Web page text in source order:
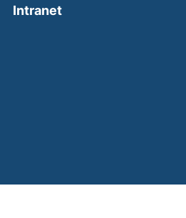
Intranet(external link,